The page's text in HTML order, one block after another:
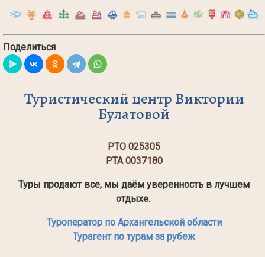
Поделиться
Туристический центр Виктории
Булатовой
РТО 025305
РТА 0037180
Туры продают все, мы даём уверенность в лучшем
отдыхе.
Туроператор по Архангельской области
Турагент по турам за рубеж